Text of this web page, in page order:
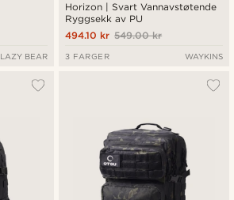
LAZY BEAR
Horizon | Svart Vannavstøtende
Ryggsekk av PU
549.00 kr
494.10 kr
3 FARGER WAYKINS